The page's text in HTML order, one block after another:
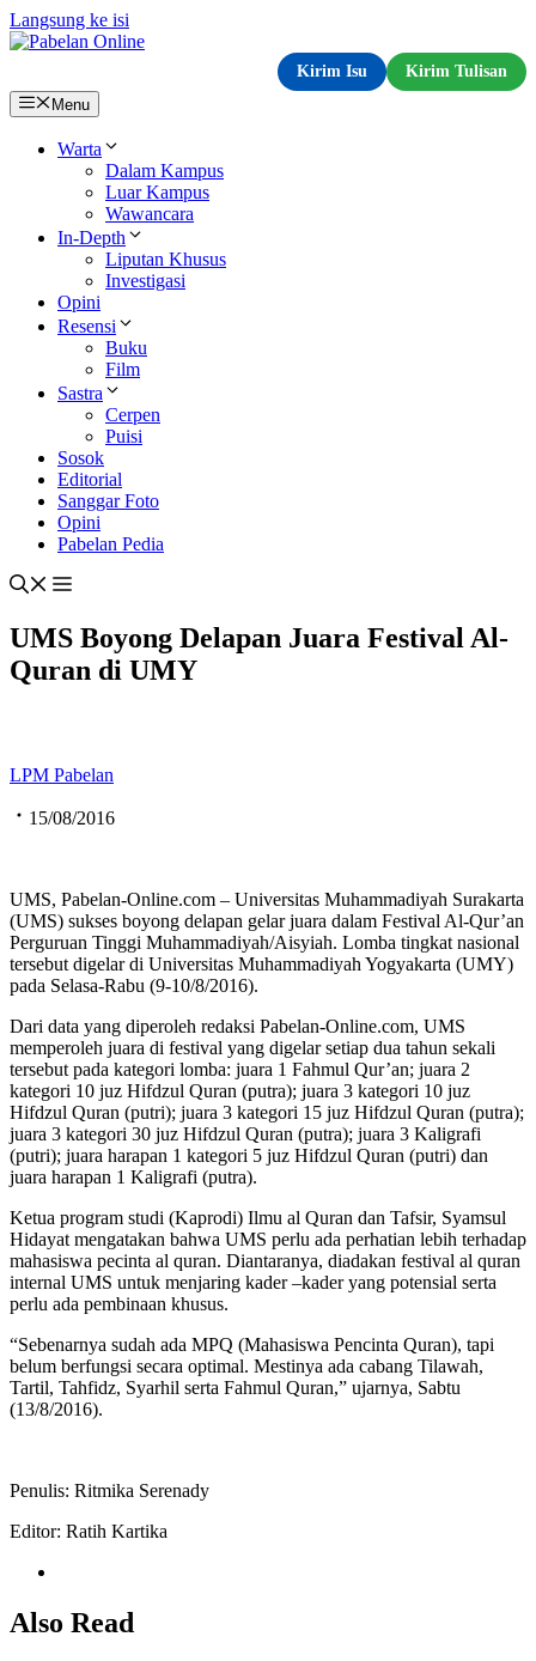
Langsung ke isi
Kirim Isu
Kirim Tulisan
Menu
Warta
Dalam Kampus
Luar Kampus
Wawancara
In-Depth
Liputan Khusus
Investigasi
Opini
Resensi
Buku
Film
Sastra
Cerpen
Puisi
Sosok
Editorial
Sanggar Foto
Opini
Pabelan Pedia
UMS Boyong Delapan Juara Festival Al-
Quran di UMY
LPM Pabelan
15/08/2016
UMS, Pabelan-Online.com – Universitas Muhammadiyah Surakarta
(UMS) sukses boyong delapan gelar juara dalam Festival Al-Qur’an
Perguruan Tinggi Muhammadiyah/Aisyiah. Lomba tingkat nasional
tersebut digelar di Universitas Muhammadiyah Yogyakarta (UMY)
pada Selasa-Rabu (9-10/8/2016).
Dari data yang diperoleh redaksi Pabelan-Online.com, UMS
memperoleh juara di festival yang digelar setiap dua tahun sekali
tersebut pada kategori lomba: juara 1 Fahmul Qur’an; juara 2
kategori 10 juz Hifdzul Quran (putra); juara 3 kategori 10 juz
Hifdzul Quran (putri); juara 3 kategori 15 juz Hifdzul Quran (putra);
juara 3 kategori 30 juz Hifdzul Quran (putra); juara 3 Kaligrafi
(putri); juara harapan 1 kategori 5 juz Hifdzul Quran (putri) dan
juara harapan 1 Kaligrafi (putra).
Ketua program studi (Kaprodi) Ilmu al Quran dan Tafsir, Syamsul
Hidayat mengatakan bahwa UMS perlu ada perhatian lebih terhadap
mahasiswa pecinta al quran. Diantaranya, diadakan festival al quran
internal UMS untuk menjaring kader –kader yang potensial serta
perlu ada pembinaan khusus.
“Sebenarnya sudah ada MPQ (Mahasiswa Pencinta Quran), tapi
belum berfungsi secara optimal. Mestinya ada cabang Tilawah,
Tartil, Tahfidz, Syarhil serta Fahmul Quran,” ujarnya, Sabtu
(13/8/2016).
Penulis: Ritmika Serenady
Editor: Ratih Kartika
Also Read